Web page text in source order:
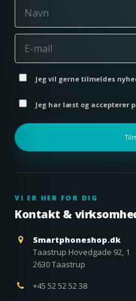
Jeg vil gerne tilmeldes
Jeg har læst og accepterer
VI ER HER FOR DIG
Kontakt &
Smartphoneshop.dk
Taastrup Hovedgade 92, 1
2630 Taastrup
+45 52 52 52 38